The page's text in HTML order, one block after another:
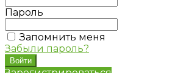
Пароль
Запомнить меня
Забыли пароль?